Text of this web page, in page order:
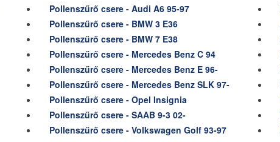
Pollenszűrő csere - Audi A6 95-97
Pollenszűrő csere - BMW 3 E36
Pollenszűrő csere - BMW 7 E38
Pollenszűrő csere - Mercedes Benz C 94
Pollenszűrő csere - Mercedes Benz E 96-
Pollenszűrő csere - Mercedes Benz SLK 97-
Pollenszűrő csere - Opel Insignia
Pollenszűrő csere - SAAB 9-3 02-
Pollenszűrő csere - Volkswagen Golf 93-97